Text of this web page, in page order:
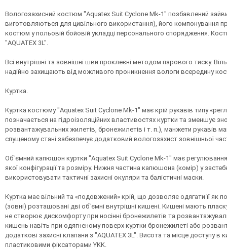
Вологозахисний костюм "Aquatex Suit Cyclone Mk-1" позбавлений
виготовляються для цивільного використання), його компонування
костюм у польовій бойовій укладці персонального спорядження.
"AQUATEX 3L".
Всі внутрішні та зовнішні шви проклеєні методом парового тиску.
надійно захищають від можливого проникнення вологи всередину
Куртка.
Куртка костюму "Aquatex Suit Cyclone Mk-1" має крій рукавів типу
позначається на гідроізоляційних властивостях куртки та зменшує
розвантажувальних жилетів, бронежилетів і т. п.), манжети рукавів
спущеному стані забезпечує додатковий вологозахист зовнішньої
Об`ємний капюшон куртки "Aquatex Suit Cyclone Mk-1" має
якої конфігурації та розміру. Нижня частина капюшона (комір) у
використовувати тактичні захисні окуляри та балістичні маски.
Куртка має вільний та «подовжений» крій, що дозволяє одягати її як
(зовні) розташовані дві об`ємні внутрішні кишені. Кишені мають
не створює дискомфорту при носінні бронежилетів та
кишень навіть при одягненому поверх куртки бронежилеті або
додаткові захисні клапани з "AQUATEX 3L". Висота та місце доступу
пластиковими фіксаторами YKK.